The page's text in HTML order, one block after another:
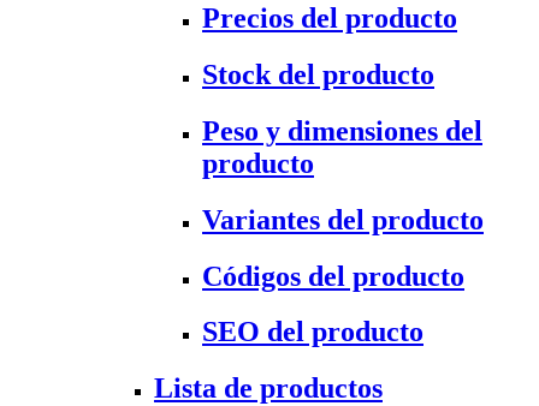
Precios del producto
Stock del producto
Peso y dimensiones del
producto
Variantes del producto
Códigos del producto
SEO del producto
Lista de productos